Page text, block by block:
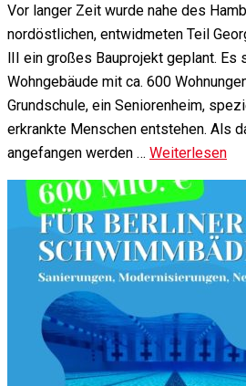
Vor langer Zeit wurde nahe des
nordöstlichen, entwidmeten Teil
lII ein großes Bauprojekt geplant. Es
Wohngebäude mit ca. 600
Grundschule, ein Seniorenheim,
erkrankte Menschen entstehen. Als
angefangen werden … Weiterlesen